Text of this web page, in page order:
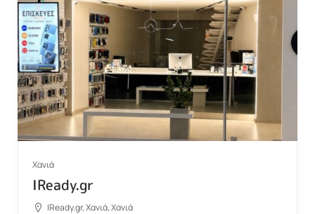
Χανιά
IReady.gr
IReady.gr, Χανιά, Χανιά